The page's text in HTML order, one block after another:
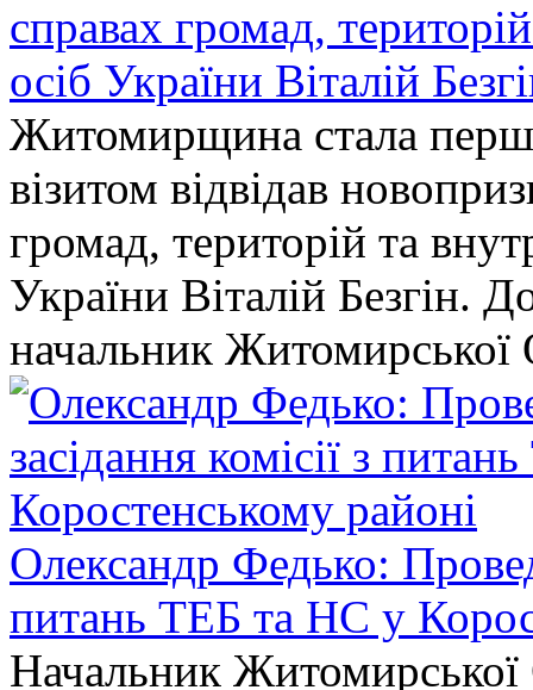
справах громад,
осіб України Віталій
Житомирщина стала
візитом відвідав
громад, територій та
України Віталій Безгін.
начальник
Олександр Федько:
питань ТЕБ та НС у
Начальник